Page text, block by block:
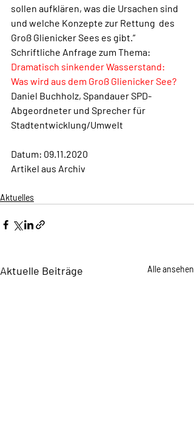
sollen aufklären, was die Ursachen sind
und welche Konzepte zur Rettung  des
Groß Glienicker Sees es gibt.“
Schriftliche Anfrage zum Thema:
Dramatisch sinkender Wasserstand:
Was wird aus dem Groß Glienicker See?
Daniel Buchholz, Spandauer SPD-
Abgeordneter und Sprecher für
Stadtentwicklung/Umwelt
Datum: 09.11.2020
Artikel aus Archiv
Aktuelles
Aktuelle Beiträge Alle ansehen